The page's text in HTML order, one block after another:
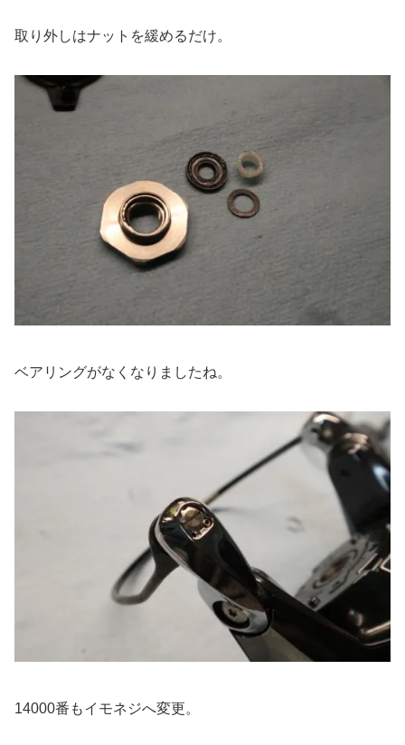
取り外しはナットを緩めるだけ。
ベアリングがなくなりましたね。
14000番もイモネジへ変更。